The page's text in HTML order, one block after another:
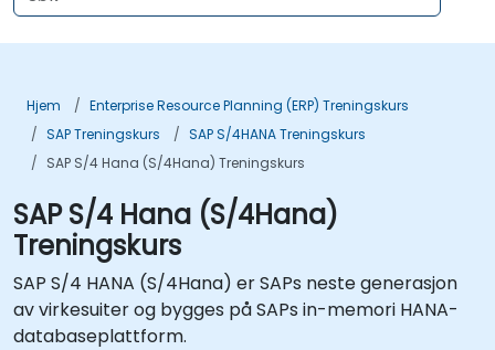
Hjem
Enterprise Resource Planning (ERP) Treningskurs
SAP Treningskurs
SAP S/4HANA Treningskurs
SAP S/4 Hana (S/4Hana) Treningskurs
SAP S/4 Hana (S/4Hana)
Treningskurs
SAP S/4 HANA (S/4Hana) er SAPs neste generasjon
av virkesuiter og bygges på SAPs in-memori HANA-
databaseplattform.